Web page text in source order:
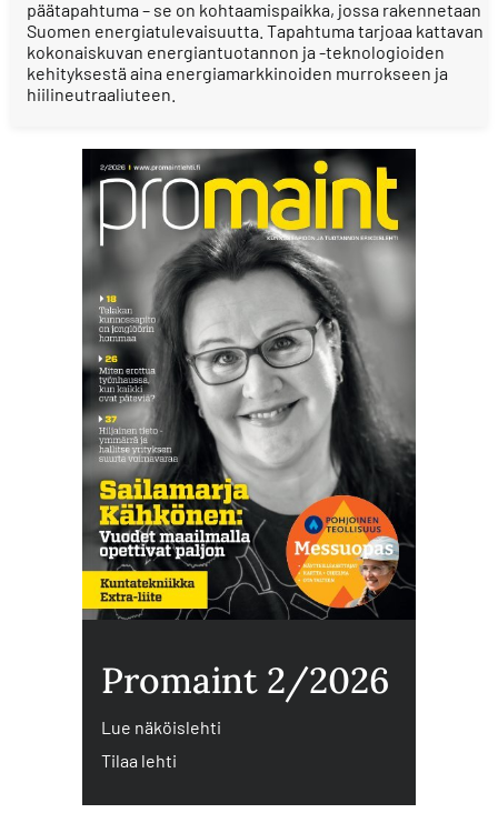
päätapahtuma – se on kohtaamispaikka, jossa rakennetaan
Suomen energiatulevaisuutta. Tapahtuma tarjoaa kattavan
kokonaiskuvan energiantuotannon ja -teknologioiden
kehityksestä aina energiamarkkinoiden murrokseen ja
hiilineutraaliuteen.
Promaint 2/2026
Lue näköislehti
Tilaa lehti